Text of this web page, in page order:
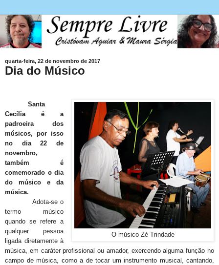
quarta-feira, 22 de novembro de 2017
Dia do Músico
O músico Zé Trindade
Santa
Cecília é a
padroeira dos
músicos, por isso
no dia 22 de
novembro,
também é
comemorado o dia
do músico e da
música.
Adota-se o
termo músico
quando se refere a
qualquer pessoa
ligada diretamente à
música, em caráter profissional ou amador, exercendo alguma função no
campo de música, como a de tocar um instrumento musical, cantando,